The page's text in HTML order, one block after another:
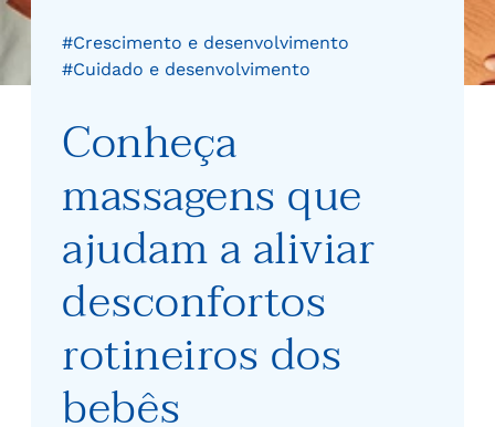
#Crescimento e desenvolvimento
#Cuidado e desenvolvimento
Conheça
massagens que
ajudam a aliviar
desconfortos
rotineiros dos
bebês